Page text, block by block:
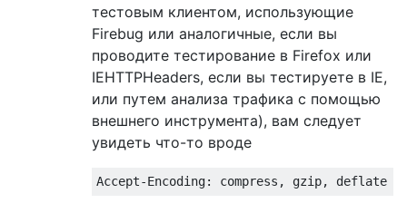
тестовым клиентом, использующие
Firebug или аналогичные, если вы
проводите тестирование в Firefox или
IEHTTPHeaders, если вы тестируете в IE,
или путем анализа трафика с помощью
внешнего инструмента), вам следует
увидеть что-то вроде